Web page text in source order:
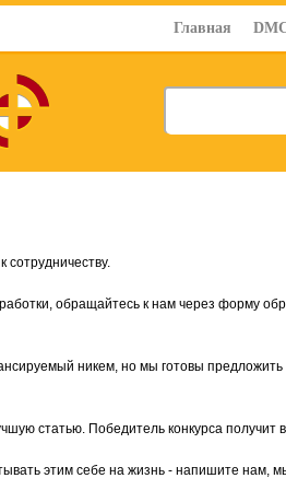
Главная
обращайтесь к нам через форму
никем, но мы готовы
статью. Победитель конкурса получит
этим себе на жизнь - напишите нам,